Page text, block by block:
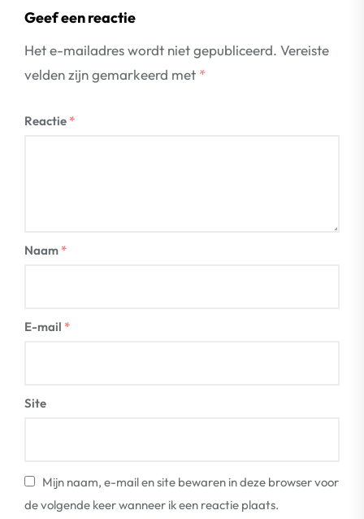
Geef een reactie
Het e-mailadres wordt niet gepubliceerd. Vereiste
velden zijn gemarkeerd met *
Reactie *
Naam *
E-mail *
Site
Mijn naam, e-mail en site bewaren in deze browser voor
de volgende keer wanneer ik een reactie plaats.